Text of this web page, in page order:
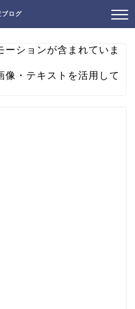
ブログ
ションが含まれていま
・テキストを活用して